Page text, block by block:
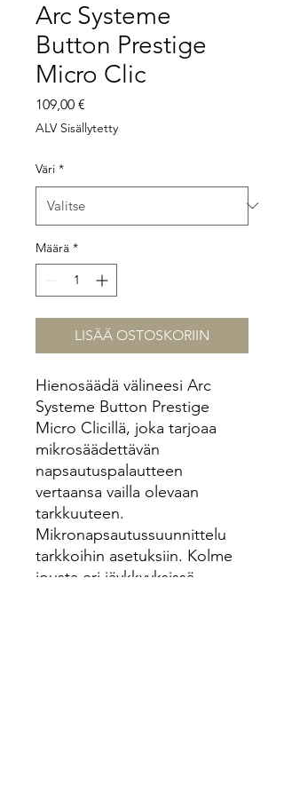
Arc Systeme
Button Prestige
Micro Clic
109,00 €
ALV Sisällytetty
Väri *
Määrä *
LISÄÄ OSTOSKORIIN
Hienosäädä välineesi Arc
Systeme Button Prestige
Micro Clicillä, joka tarjoaa
mikrosäädettävän
napsautuspalautteen
vertaansa vailla olevaan
tarkkuuteen.
Mikronapsautussuunnittelu
tarkkoihin asetuksiin. Kolme
jousta eri jäykkyyksissä.